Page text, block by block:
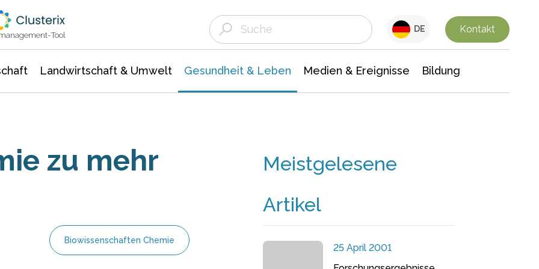
Tool
DE Kontakt
Landwirtschaft & Umwelt Gesundheit & Leben Medien & Ereignisse Bildung
zu mehr
Biowissenschaften Chemie
Meistgelesene
Artikel
25 April 2001